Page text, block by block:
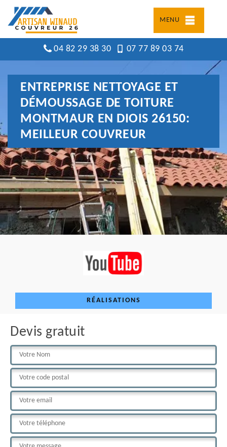
MENU
04 82 29 38 30 07 77 89 03 74
ENTREPRISE NETTOYAGE ET
DÉMOUSSAGE DE TOITURE
MONTMAUR EN DIOIS 26150:
MEILLEUR COUVREUR
RÉALISATIONS
Devis gratuit